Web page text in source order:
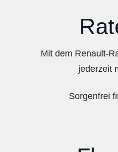
Mit dem Renault-
jederzeit
Sorgenfrei